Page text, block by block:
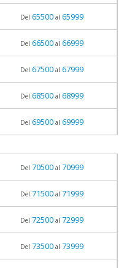
Del 65500al 65999
Del 66500al 66999
Del 67500al 67999
Del 68500al 68999
Del 69500al 69999
Del 70500al 70999
Del 71500al 71999
Del 72500al 72999
Del 73500al 73999